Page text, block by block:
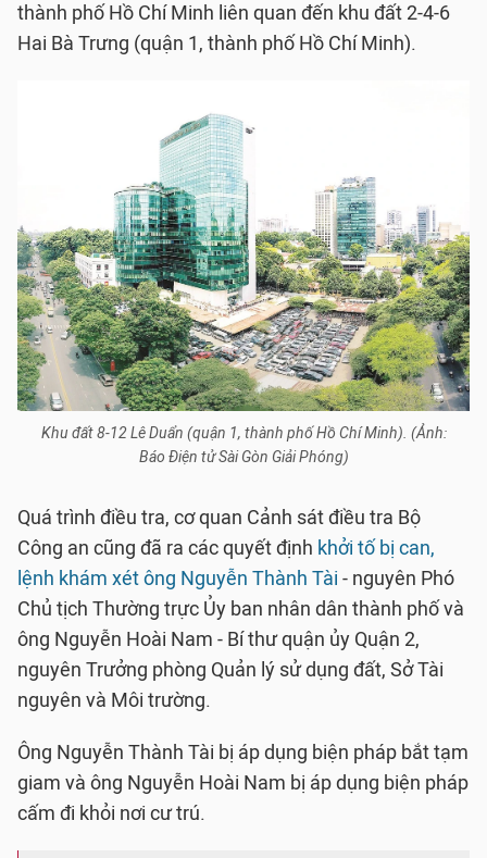
thành phố Hồ Chí Minh liên quan đến khu đất 2-4-6
Hai Bà Trưng (quận 1, thành phố Hồ Chí Minh).
Khu đất 8-12 Lê Duẩn (quận 1, thành phố Hồ Chí Minh). (Ảnh:
Báo Điện tử Sài Gòn Giải Phóng)
Quá trình điều tra, cơ quan Cảnh sát điều tra Bộ
Công an cũng đã ra các quyết định khởi tố bị can,
lệnh khám xét ông Nguyễn Thành Tài - nguyên Phó
Chủ tịch Thường trực Ủy ban nhân dân thành phố và
ông Nguyễn Hoài Nam - Bí thư quận ủy Quận 2,
nguyên Trưởng phòng Quản lý sử dụng đất, Sở Tài
nguyên và Môi trường.
Ông Nguyễn Thành Tài bị áp dụng biện pháp bắt tạm
giam và ông Nguyễn Hoài Nam bị áp dụng biện pháp
cấm đi khỏi nơi cư trú.